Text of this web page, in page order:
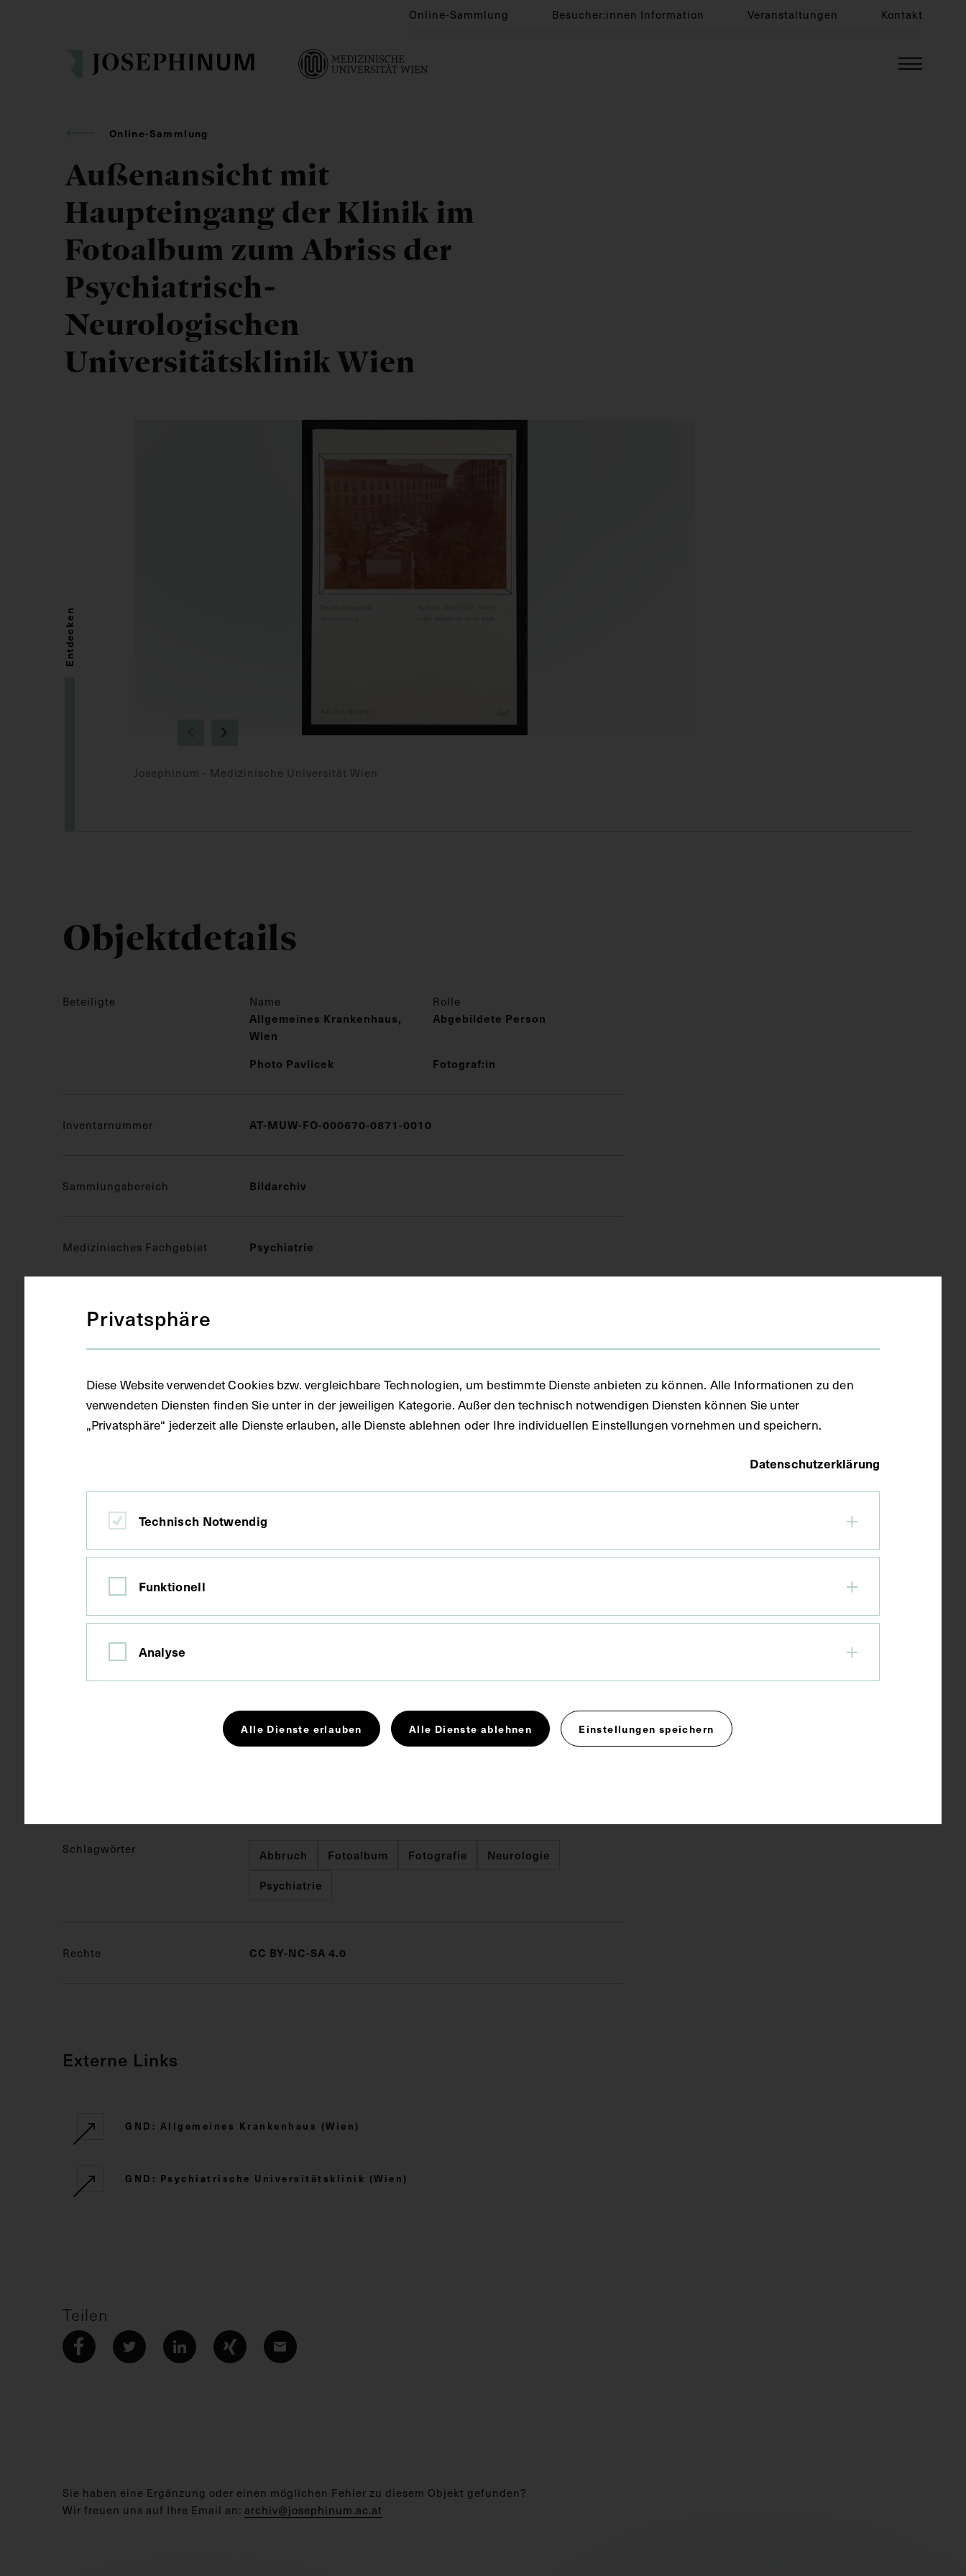
Online-Sammlung Besucher:innen Information Veranstaltungen Kontakt
Online-Sammlung
Außenansicht mit
Haupteingang der Klinik im
Fotoalbum zum Abriss der
Psychiatrisch-
Neurologischen
Universitätsklinik Wien
Josephinum - Medizinische Universität Wien
Entdecken
Objektdetails
Beteiligte Name Rolle
Allgemeines Krankenhaus,
Wien
Abgebildete Person
Photo Pavlicek Fotograf:in
Inventarnummer AT-MUW-FO-000670-0871-0010
Sammlungsbereich Bildarchiv
Medizinisches Fachgebiet Psychiatrie
Datierung 1972 - 1974
Wien
Material Papier
Technik Fotografie
Schlagwörter Abbruch Fotoalbum Fotografie
Neurologie
Psychiatrie
Rechte CC BY-NC-SA 4.0
Externe Links
GND: Allgemeines Krankenhaus (Wien)
GND: Psychiatrische Universitätsklinik (Wien)
Teilen
Sie haben eine Ergänzung oder einen möglichen Fehler zu diesem Objekt gefunden?
Wir freuen uns auf Ihre Email an: archiv@josephinum.ac.at
Privatsphäre
Diese Website verwendet Cookies bzw. vergleichbare Technologien, um bestimmte Dienste anbieten zu können. Alle Informationen zu den
verwendeten Diensten finden Sie unter in der jeweiligen Kategorie. Außer den technisch notwendigen Diensten können Sie unter
„Privatsphäre“ jederzeit alle Dienste erlauben, alle Dienste ablehnen oder Ihre individuellen Einstellungen vornehmen und speichern.
Datenschutzerklärung
Technisch Notwendig
Funktionell
Analyse
Alle Dienste erlauben Alle Dienste ablehnen Einstellungen speichern